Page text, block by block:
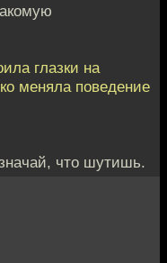
глазки на
меняла поведение
что шутишь.